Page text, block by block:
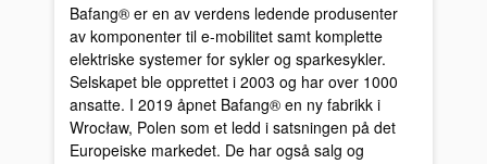
Bafang® er en av verdens ledende produsenter
av komponenter til e-mobilitet samt komplette
elektriske systemer for sykler og sparkesykler.
Selskapet ble opprettet i 2003 og har over 1000
ansatte. I 2019 åpnet Bafang® en ny fabrikk i
Wrocław, Polen som et ledd i satsningen på det
Europeiske markedet. De har også salg og